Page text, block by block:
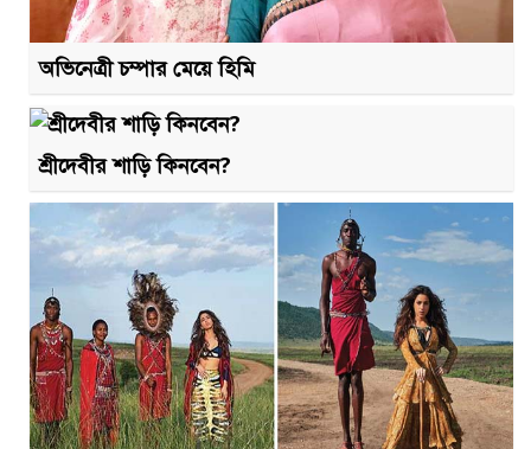
অভিনেত্রী চম্পার মেয়ে হিমি
শ্রীদেবীর শাড়ি কিনবেন?